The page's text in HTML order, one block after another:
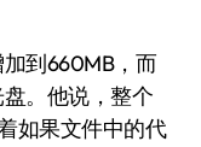
到660MB，而
。他说，整个
如果文件中的代